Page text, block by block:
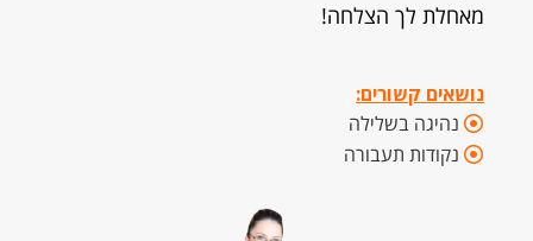
מאחלת לך הצלחה!
נושאים קשורים:
נהיגה בשלילה
נקודות תעבורה